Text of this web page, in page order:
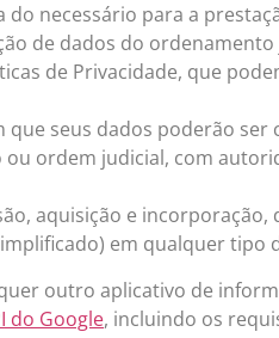
necessário para a
de dados do
de Privacidade, que
seus dados poderão ser
ordem judicial, com
aquisição e
em qualquer tipo
outro aplicativo de
do Google, incluindo os